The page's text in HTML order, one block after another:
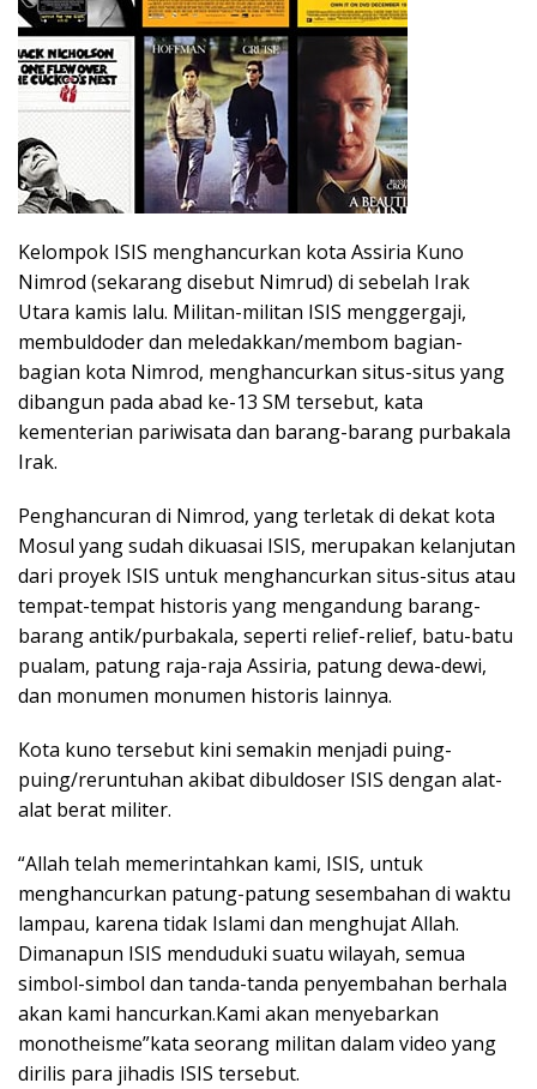
Kelompok ISIS menghancurkan kota Assiria Kuno
Nimrod (sekarang disebut Nimrud) di sebelah Irak
Utara kamis lalu. Militan-militan ISIS menggergaji,
membuldoder dan meledakkan/membom bagian-
bagian kota Nimrod, menghancurkan situs-situs yang
dibangun pada abad ke-13 SM tersebut, kata
kementerian pariwisata dan barang-barang purbakala
Irak.
Penghancuran di Nimrod, yang terletak di dekat kota
Mosul yang sudah dikuasai ISIS, merupakan kelanjutan
dari proyek ISIS untuk menghancurkan situs-situs atau
tempat-tempat historis yang mengandung barang-
barang antik/purbakala, seperti relief-relief, batu-batu
pualam, patung raja-raja Assiria, patung dewa-dewi,
dan monumen monumen historis lainnya.
Kota kuno tersebut kini semakin menjadi puing-
puing/reruntuhan akibat dibuldoser ISIS dengan alat-
alat berat militer.
“Allah telah memerintahkan kami, ISIS, untuk
menghancurkan patung-patung sesembahan di waktu
lampau, karena tidak Islami dan menghujat Allah.
Dimanapun ISIS menduduki suatu wilayah, semua
simbol-simbol dan tanda-tanda penyembahan berhala
akan kami hancurkan.Kami akan menyebarkan
monotheisme”kata seorang militan dalam video yang
dirilis para jihadis ISIS tersebut.